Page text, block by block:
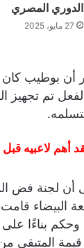
الدوري المصري
27 مايو، 2025
أن بوطيب
تم
أهم لاعبيه
أن لجنة فض
البيضاء
المتبقي